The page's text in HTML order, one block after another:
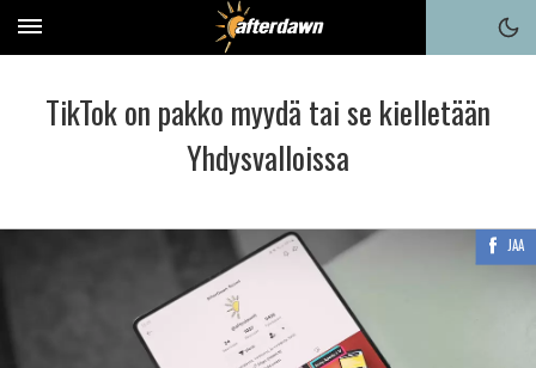
TikTok on pakko myydä tai se kielletään
Yhdysvalloissa
JAA